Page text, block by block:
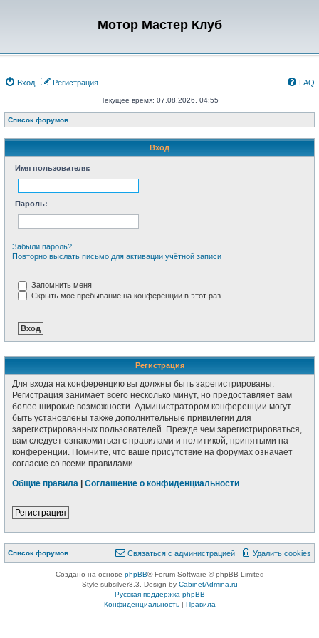
Мотор Мастер Клуб
Вход Регистрация FAQ
Текущее время: 07.08.2026, 04:55
Список форумов
Вход
Имя пользователя:
Пароль:
Забыли пароль?
Повторно выслать письмо для активации учётной записи
Запомнить меня
Скрыть моё пребывание на конференции в этот раз
Регистрация
Для входа на конференцию вы должны быть зарегистрированы.
Регистрация занимает всего несколько минут, но предоставляет вам
более широкие возможности. Администратором конференции могут
быть установлены также дополнительные привилегии для
зарегистрированных пользователей. Прежде чем зарегистрироваться,
вам следует ознакомиться с правилами и политикой, принятыми на
конференции. Помните, что ваше присутствие на форумах означает
согласие со всеми правилами.
Общие правила
Соглашение о конфиденциальности
Регистрация
Список форумов Удалить cookies
Связаться с администрацией
Создано на основе phpBB® Forum Software © phpBB Limited
Style subsilver3.3. Design by CabinetAdmina.ru
Русская поддержка phpBB
Конфиденциальность| Правила